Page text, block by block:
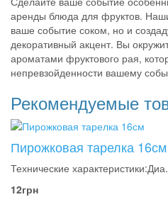
аренды блюда для фруктов.
ваше событие соком, но и
декоративный акцент. Вы
ароматами фруктового рая,
непревзойденности вашему
Рекомендуемые
Пирожковая тарелка 16см
Технические
12грн